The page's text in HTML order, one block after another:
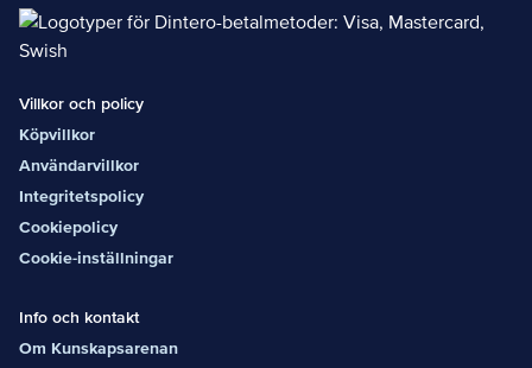
Villkor och policy
Köpvillkor
Användarvillkor
Integritetspolicy
Cookiepolicy
Cookie-inställningar
Info och kontakt
Om Kunskapsarenan